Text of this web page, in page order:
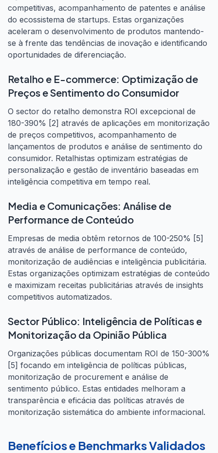
competitivas, acompanhamento de patentes e análise
do ecossistema de startups. Estas organizações
aceleram o desenvolvimento de produtos mantendo-
se à frente das tendências de inovação e identificando
oportunidades de diferenciação.
Retalho e E-commerce: Optimização de
Preços e Sentimento do Consumidor
O sector do retalho demonstra ROI excepcional de
180-390% [2] através de aplicações em monitorização
de preços competitivos, acompanhamento de
lançamentos de produtos e análise de sentimento do
consumidor. Retalhistas optimizam estratégias de
personalização e gestão de inventário baseadas em
inteligência competitiva em tempo real.
Media e Comunicações: Análise de
Performance de Conteúdo
Empresas de media obtêm retornos de 100-250% [5]
através de análise de performance de conteúdo,
monitorização de audiências e inteligência publicitária.
Estas organizações optimizam estratégias de conteúdo
e maximizam receitas publicitárias através de insights
competitivos automatizados.
Sector Público: Inteligência de Políticas e
Monitorização da Opinião Pública
Organizações públicas documentam ROI de 150-300%
[5] focando em inteligência de políticas públicas,
monitorização de procurement e análise de
sentimento público. Estas entidades melhoram a
transparência e eficácia das políticas através de
monitorização sistemática do ambiente informacional.
Benefícios e Benchmarks Validados